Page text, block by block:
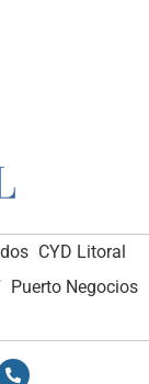
CYD Litoral
Puerto Negocios